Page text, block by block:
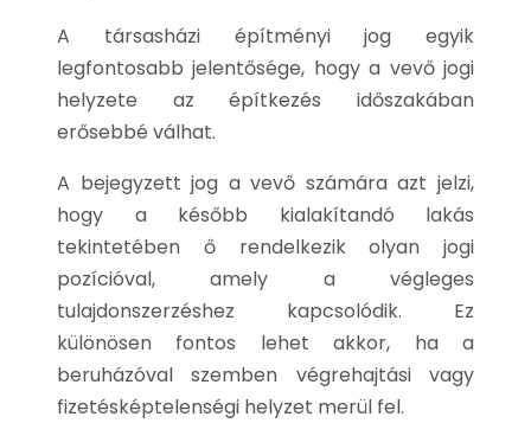
A társasházi építményi jog egyik
legfontosabb jelentősége, hogy a vevő jogi
helyzete az építkezés időszakában
erősebbé válhat.
A bejegyzett jog a vevő számára azt jelzi,
hogy a később kialakítandó lakás
tekintetében ő rendelkezik olyan jogi
pozícióval, amely a végleges
tulajdonszerzéshez kapcsolódik. Ez
különösen fontos lehet akkor, ha a
beruházóval szemben végrehajtási vagy
fizetésképtelenségi helyzet merül fel.